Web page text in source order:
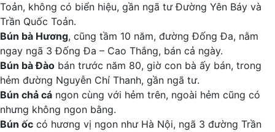
Toản, không có biển hiệu, gần ngã tư Đường Yên Báy và
Trần Quốc Toản.
Bún bà Hương, cũng tầm 10 năm, đường Đống Đa, nằm
ngay ngã 3 Đống Đa – Cao Thắng, bán cả ngày.
Bún bà Đào bán trước năm 80, giờ con bà ấy bán, trong
hẻm đường Nguyễn Chí Thanh, gần ngã tư.
Bún chả cá ngon cùng với hẻm trên, ngoài hẻm cũng có
nhưng không ngon bằng.
Bún ốc có hương vị ngon như Hà Nội, ngã 3 đường Trần